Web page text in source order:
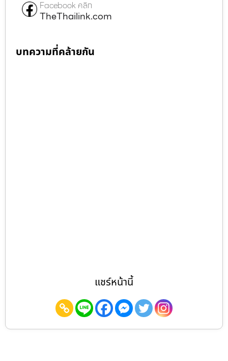
Facebook คลิก
TheThailink.com
บทความที่คล้ายกัน
แชร์หน้านี้